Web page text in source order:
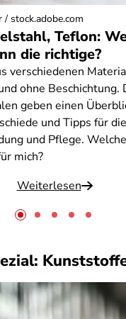
Teflon:
die richtige?
verschiedenen
ohne Beschichtung.
geben einen
und Tipps für
und Pflege.
mich?
Weiterlesen
stock.adobe.com